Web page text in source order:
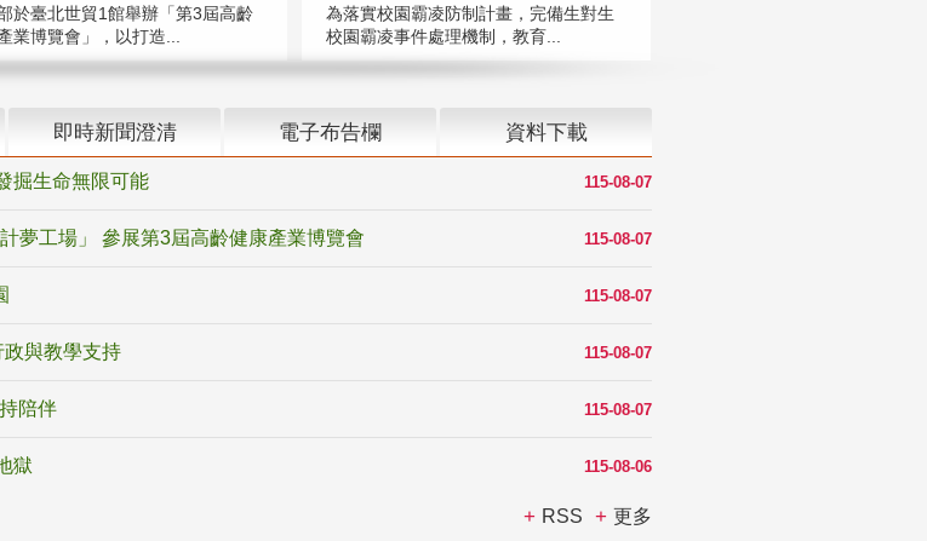
於臺北世貿1館舉辦「第3屆高齡
業博覽會」，以打造...
為落實校園霸凌防制計畫，完備生對生
校園霸凌事件處理機制，教育...
即時新聞澄清 電子布告欄 資料下載
115-08-07
掘生命無限可能
115-08-07
夢工場」 參展第3屆高齡健康產業博覽會
115-08-07
115-08-07
與教學支持
115-08-07
陪伴
115-08-06
獄
RSS 更多